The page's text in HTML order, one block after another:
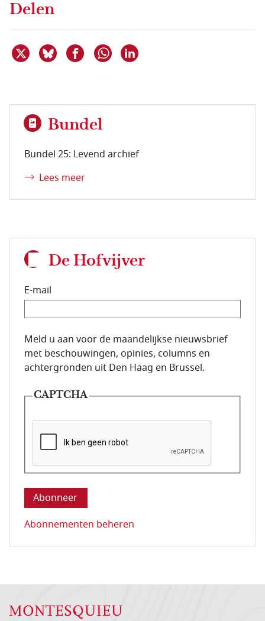
Delen
Deel dit item op X
Deel dit item op Bluesky
Deel dit item op Facebook
Delen via WhatsApp
Bundel
Bundel 25: Levend archief
Lees meer
De Hofvijver
E-mail
E-mailadres van de abonnee.
Meld u aan voor de maandelijkse nieuwsbrief
met beschouwingen, opinies, columns en
achtergronden uit Den Haag en Brussel.
CAPTCHA
Deze vraag is om te controleren dat u een mens
Abonnementen beheren